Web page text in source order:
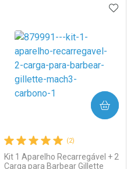
Laboratório
Por Menos
AOS FAVORITOS
(2)
Kit 1 Aparelho Recarregável + 2
Carga para Barbear Gillette
COMPRAR